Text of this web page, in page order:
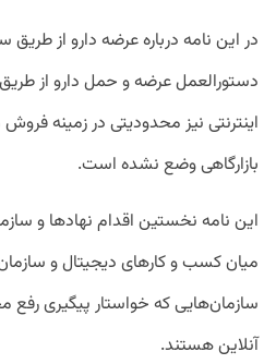
در این نامه درباره عرضه دارو از
دستورالعمل عرضه و حمل دارو از
اینترنتی نیز محدودیتی در زمینه
بازارگاهی وضع نشده است.
این نامه نخستین اقدام نهادها و
میان کسب و کارهای دیجیتال و
سازمان‌هایی که خواستار پیگیری
آنلاین هستند.